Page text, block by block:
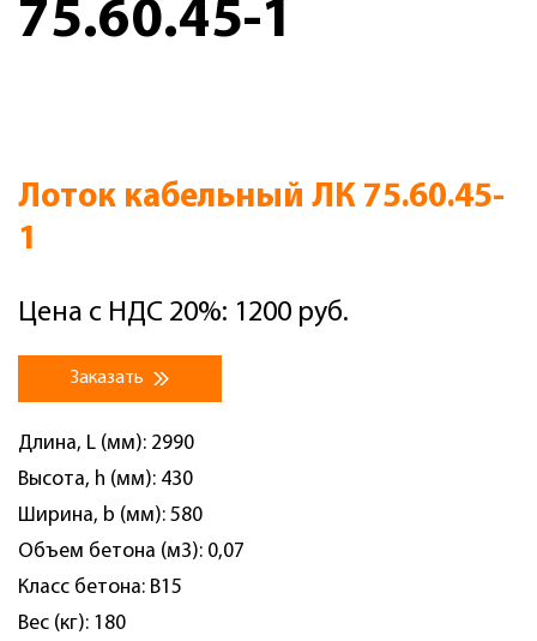
75.60.45-1
Лоток кабельный ЛК 75.60.45-
1
Цена с НДС 20%: 1200 руб.
Заказать
Длина, L (мм): 2990
Высота, h (мм): 430
Ширина, b (мм): 580
Объем бетона (м3): 0,07
Класс бетона: B15
Вес (кг): 180